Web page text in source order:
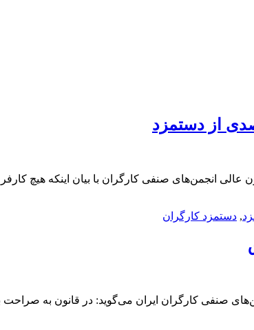
از دستمزد
عالی انجمن‌های صنفی کارگران با بیان اینکه هیچ
, دستمزد کارگران
صنفی کارگران ایران می‌گوید: در قانون به